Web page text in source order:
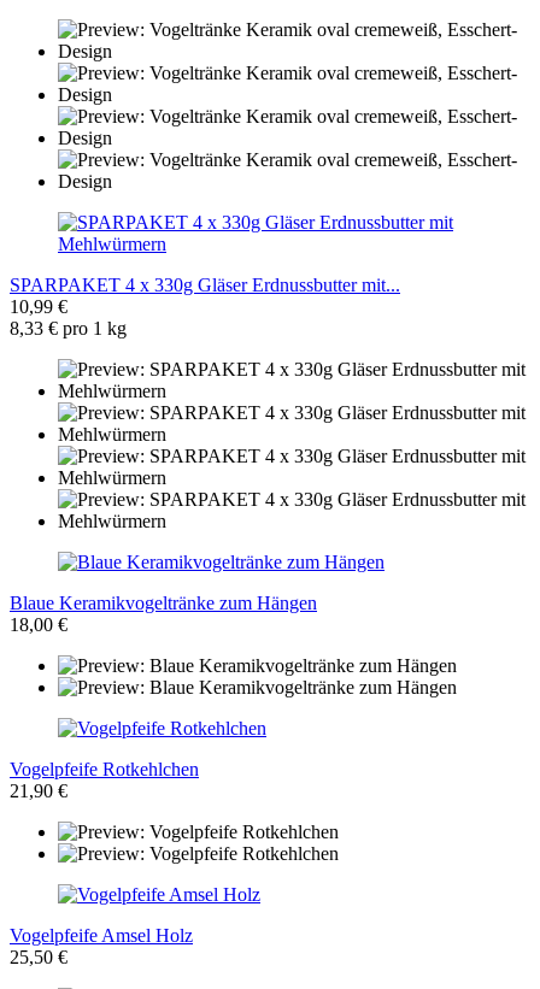
SPARPAKET 4 x 330g Gläser Erdnussbutter mit...
10,99 €
8,33 € pro 1 kg
Blaue Keramikvogeltränke zum Hängen
18,00 €
Vogelpfeife Rotkehlchen
21,90 €
Vogelpfeife Amsel Holz
25,50 €